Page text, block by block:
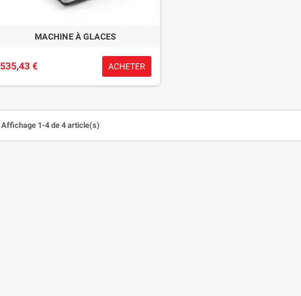
MACHINE À GLACES
535,43 € ACHETER
Affichage 1-4 de 4 article(s)